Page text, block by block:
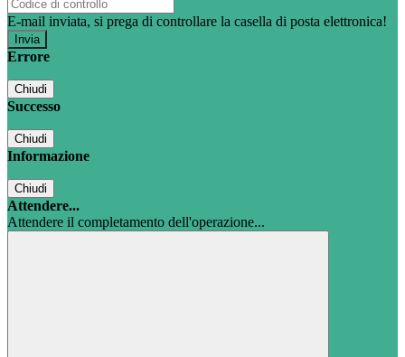
E-mail inviata, si prega di controllare la casella di posta elettronica!
Errore
Chiudi
Successo
Chiudi
Informazione
Chiudi
Attendere...
Attendere il completamento dell'operazione...